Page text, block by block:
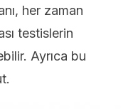
her zaman
testislerin
Ayrıca bu